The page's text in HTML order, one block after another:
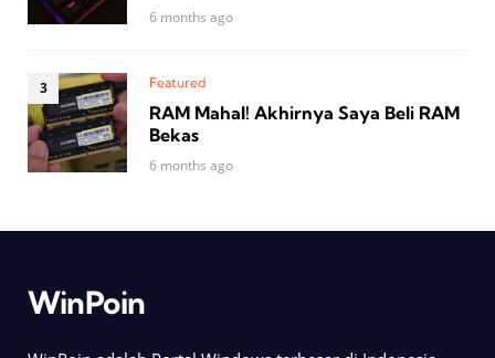
6 months ago
Featured
RAM Mahal! Akhirnya Saya Beli RAM
Bekas
6 months ago
WinPoin